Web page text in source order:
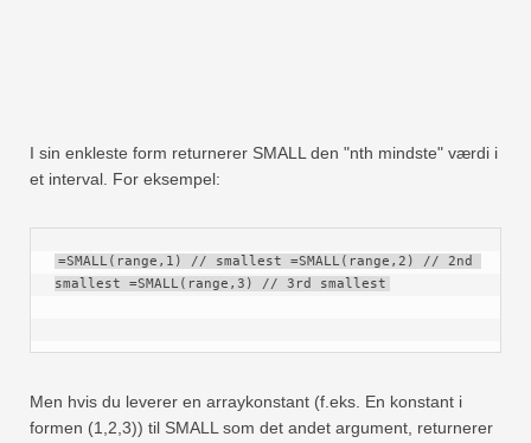
I sin enkleste form returnerer SMALL den "nth mindste" værdi i
et interval. For eksempel:
=SMALL(range,1) // smallest =SMALL(range,2) // 2nd
smallest =SMALL(range,3) // 3rd smallest
Men hvis du leverer en arraykonstant (f.eks. En konstant i
formen (1,2,3)) til SMALL som det andet argument, returnerer